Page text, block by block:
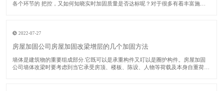
各个环节的 把控，又如何知晓实时加固质量是否达标呢？对于很多有着丰富施工
2022-07-27
房屋加固公司房屋加固改梁增层的几个加固方法
​墙体是建筑物的重要组成部分.它既可以是承重构件又叮以是圈护构件。房屋加固
公司墙体改梁时要考虑到当它承受房顶、楼板、陈设、人物等荷载及本身自重荷